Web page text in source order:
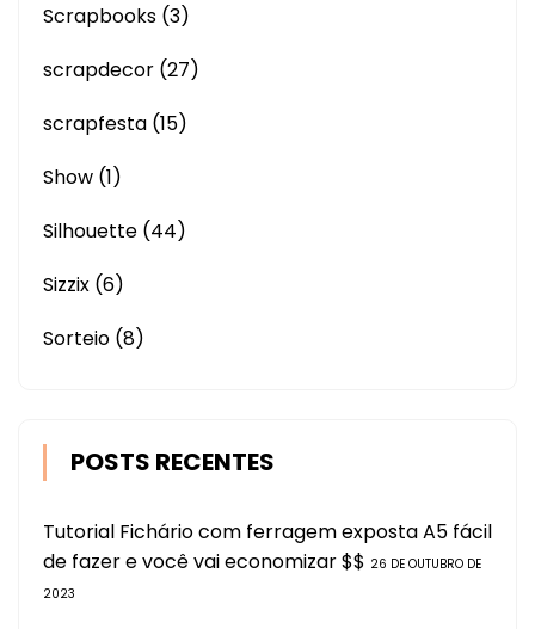
Scrapbooks (3)
scrapdecor (27)
scrapfesta (15)
Show (1)
Silhouette (44)
Sizzix (6)
Sorteio (8)
POSTS RECENTES
Tutorial Fichário com ferragem exposta A5 fácil
de fazer e você vai economizar $$ 26 DE OUTUBRO DE
2023